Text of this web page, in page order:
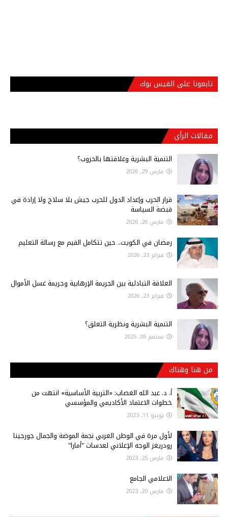
تابعونا على الفيس بوك
مقالات الرأي
التنمية البشرية وعلاقتها بالحروب؟
مارس 29, 2026
قرار الحرب وإعداد الدول للحرب جيش بلا سلاح ولا إرادة في
قبضة السياسة
مارس 26, 2026
رمضان في الكويت.. حين تتكامل القيم مع رسالة التعليم
فبراير 23, 2026
العلاقة التبادلية بين الجريمة الإرهابية وجريمة غسل الأموال
فبراير 23, 2026
التنمية البشرية ونظرية التعلق؟
سبتمبر 05, 2025
من هنا وهناك
أ‌. د. عبد الله الغصاب: «التربية الأساسية» انتهت من
خطوات الاعتماد الأكاديمي والمؤسسي
يونيو 11, 2023
لأول مرة في الوطن العربي نجمة الموضة والجمال جورجينا
رودريغز الوجه الإعلاني لعدسات "أمارا"
مارس 25, 2023
الاعلامي الجامع
مارس 20, 2023